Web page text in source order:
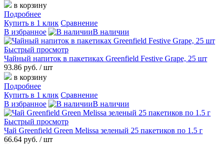
в корзину
Подробнее
Купить в 1 клик Сравнение
В избранное
В наличии
Быстрый просмотр
Чайный напиток в пакетиках Greenfield Festive Grape, 25 шт
93.86 руб. / шт
в корзину
Подробнее
Купить в 1 клик Сравнение
В избранное
В наличии
Быстрый просмотр
Чай Greenfield Green Melissa зеленый 25 пакетиков по 1.5 г
66.64 руб. / шт